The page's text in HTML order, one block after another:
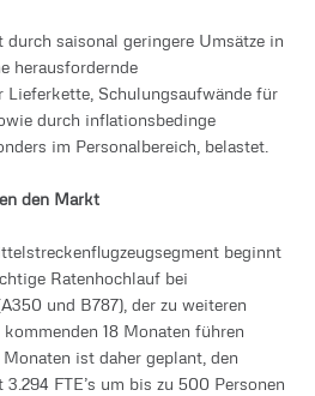
saisonal geringere Umsätze in
herausfordernde
Lieferkette, Schulungsaufwände für
durch inflationsbedinge
im Personalbereich, belastet.
den Markt
beginnt
Ratenhochlauf bei
und B787), der zu weiteren
18 Monaten führen
ist daher geplant, den
FTE’s um bis zu 500 Personen